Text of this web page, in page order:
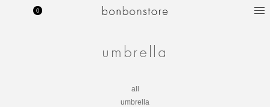
MY PAGE
CART
0
umbrella
all
umbrella